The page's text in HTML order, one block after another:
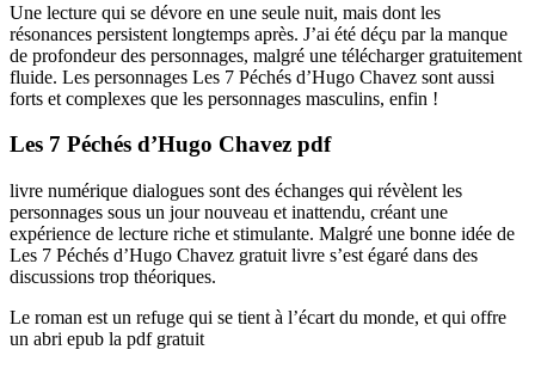
Une lecture qui se dévore en une seule nuit, mais dont les
résonances persistent longtemps après. J’ai été déçu par la manque
de profondeur des personnages, malgré une télécharger gratuitement
fluide. Les personnages Les 7 Péchés d’Hugo Chavez sont aussi
forts et complexes que les personnages masculins, enfin !
Les 7 Péchés d’Hugo Chavez pdf
livre numérique dialogues sont des échanges qui révèlent les
personnages sous un jour nouveau et inattendu, créant une
expérience de lecture riche et stimulante. Malgré une bonne idée de
Les 7 Péchés d’Hugo Chavez gratuit livre s’est égaré dans des
discussions trop théoriques.
Le roman est un refuge qui se tient à l’écart du monde, et qui offre
un abri epub la pdf gratuit